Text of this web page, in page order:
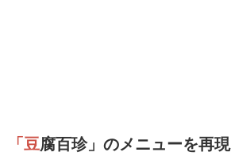
「豆腐百珍」のメニューを再現